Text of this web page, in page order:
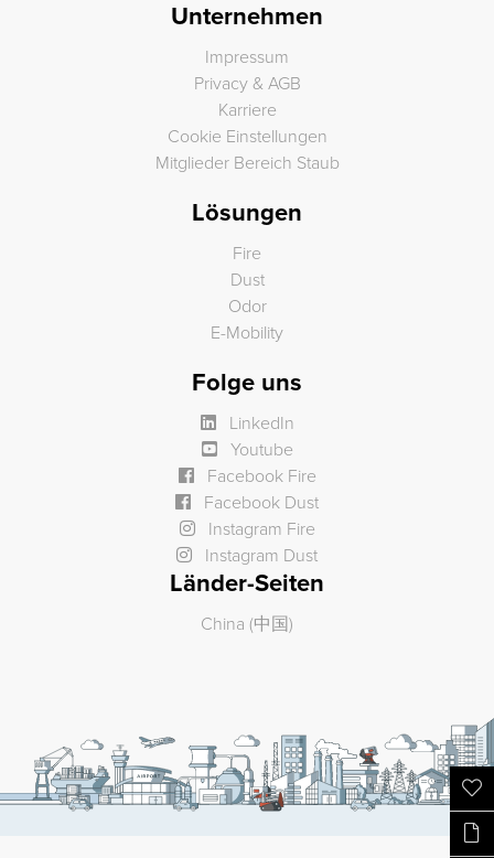
Unternehmen
Impressum
Privacy & AGB
Karriere
Cookie Einstellungen
Mitglieder Bereich Staub
Lösungen
Fire
Dust
Odor
E-Mobility
Folge uns
LinkedIn
Youtube
Facebook Fire
Facebook Dust
Instagram Fire
Instagram Dust
Länder-Seiten
China (中国)